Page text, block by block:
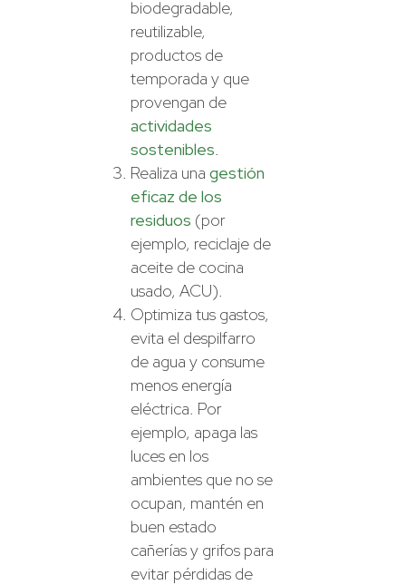
biodegradable,
reutilizable,
productos de
temporada y que
provengan de
actividades
sostenibles.
Realiza una gestión
eficaz de los
residuos (por
ejemplo, reciclaje de
aceite de cocina
usado, ACU).
Optimiza tus gastos,
evita el despilfarro
de agua y consume
menos energía
eléctrica. Por
ejemplo, apaga las
luces en los
ambientes que no se
ocupan, mantén en
buen estado
cañerías y grifos para
evitar pérdidas de